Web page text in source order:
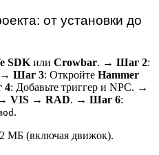
от установки до
SDK или Crowbar. → Шаг 2:
Шаг 3: Откройте Hammer
4: Добавьте триггер и NPC. →
VIS → RAD. → Шаг 6:
.
МБ (включая движок).